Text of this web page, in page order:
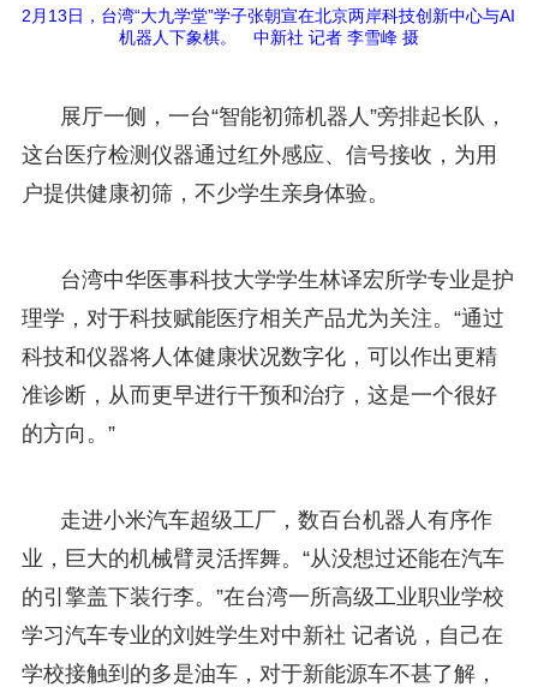
2月13日，台湾“大九学堂”学子张朝宣在北京两岸科技创新中心与AI
机器人下象棋。 中新社 记者 李雪峰 摄
展厅一侧，一台“智能初筛机器人”旁排起长队，
这台医疗检测仪器通过红外感应、信号接收，为用
户提供健康初筛，不少学生亲身体验。
台湾中华医事科技大学学生林译宏所学专业是护
理学，对于科技赋能医疗相关产品尤为关注。“通过
科技和仪器将人体健康状况数字化，可以作出更精
准诊断，从而更早进行干预和治疗，这是一个很好
的方向。”
走进小米汽车超级工厂，数百台机器人有序作
业，巨大的机械臂灵活挥舞。“从没想过还能在汽车
的引擎盖下装行李。”在台湾一所高级工业职业学校
学习汽车专业的刘姓学生对中新社 记者说，自己在
学校接触到的多是油车，对于新能源车不甚了解，